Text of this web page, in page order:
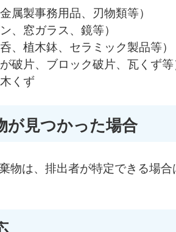
属製事務用品、刃物類等）
、窓ガラス、鏡等）
、植木鉢、セラミック製品等）
破片、ブロック破片、瓦くず等
くず
が見つかった場合
物は、排出者が特定できる場